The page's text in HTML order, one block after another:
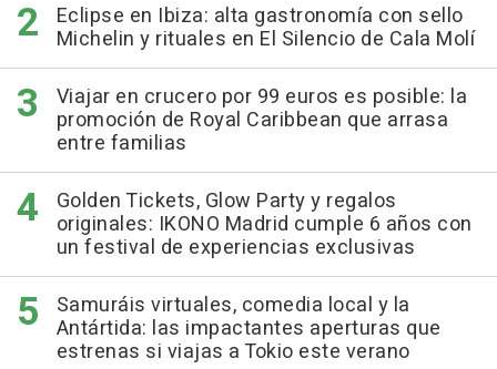
Eclipse en Ibiza: alta gastronomía con sello
Michelin y rituales en El Silencio de Cala Molí
Viajar en crucero por 99 euros es posible: la
promoción de Royal Caribbean que arrasa
entre familias
Golden Tickets, Glow Party y regalos
originales: IKONO Madrid cumple 6 años con
un festival de experiencias exclusivas
Samuráis virtuales, comedia local y la
Antártida: las impactantes aperturas que
estrenas si viajas a Tokio este verano